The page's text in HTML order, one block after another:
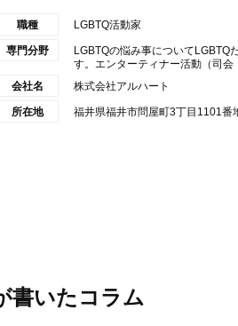
職種 LGBTQ活動家
専門分野
LGBTQの悩み事についてLGBTQ
す。エンターティナー活動（司会
会社名
株式会社アルハート
所在地 福井県福井市問屋町3丁目1101番
書いたコラム